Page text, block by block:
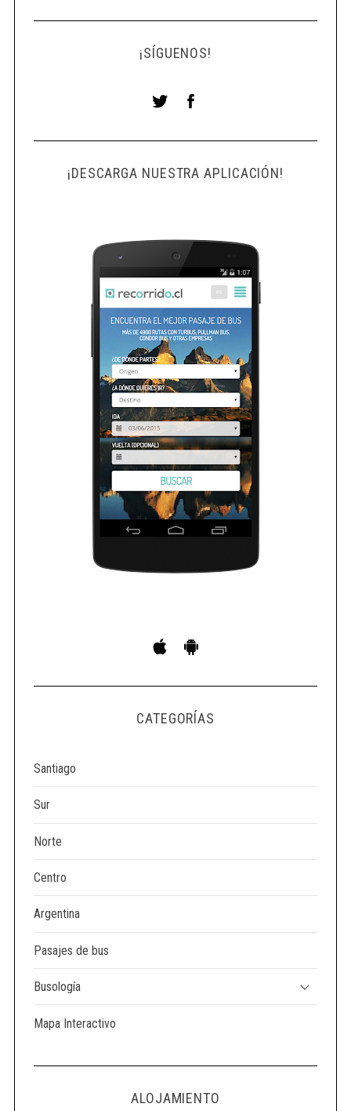
¡SÍGUENOS!
¡DESCARGA NUESTRA APLICACIÓN!
CATEGORÍAS
Santiago
Sur
Norte
Centro
Argentina
Pasajes de bus
Busología
Mapa Interactivo
ALOJAMIENTO